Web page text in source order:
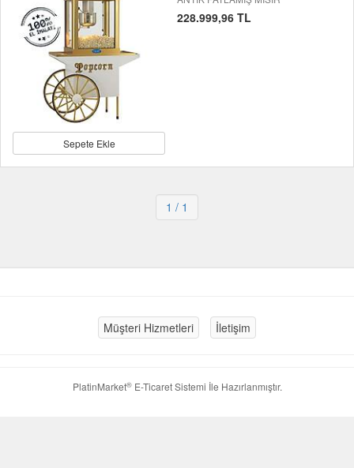
Sepete Ekle
228.999,96 TL
1 / 1
Müşteri Hizmetleri İletişim
PlatinMarket®E-Ticaret Sistemi İle Hazırlanmıştır.